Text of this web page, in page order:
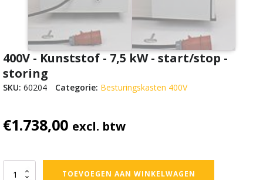
400V - Kunststof - 7,5 kW - start/stop -
storing
SKU: 60204 Categorie: Besturingskasten 400V
€1.738,00 excl. btw
400V
TOEVOEGEN AAN WINKELWAGEN